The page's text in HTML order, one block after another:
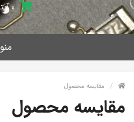
۰ آیتم - ۰
منو
مقایسه محصول
مقایسه محصول